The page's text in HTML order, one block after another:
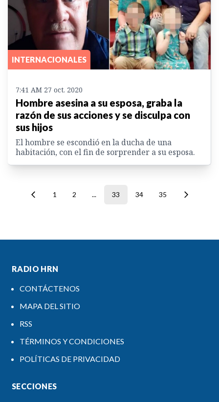
INTERNACIONALES
7:41 AM 27 oct. 2020
Hombre asesina a su esposa, graba la
razón de sus acciones y se disculpa con
sus hijos
El hombre se escondió en la ducha de una
habitación, con el fin de sorprender a su esposa.
1 2 ... 33 34 35
RADIO HRN
CONTÁCTENOS
MAPA DEL SITIO
RSS
TÉRMINOS Y CONDICIONES
POLÍTICAS DE PRIVACIDAD
SECCIONES